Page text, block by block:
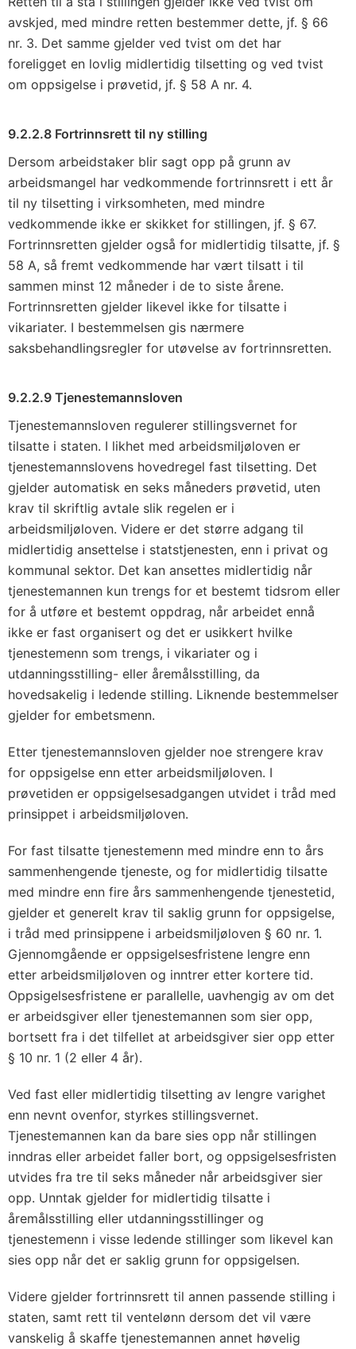
avskjed, med mindre retten bestemmer dette, jf. § 66
nr. 3. Det samme gjelder ved tvist om det har
foreligget en lovlig midlertidig tilsetting og ved tvist
om oppsigelse i prøvetid, jf. § 58 A nr. 4.
9.2.2.8 Fortrinnsrett til ny stilling
Dersom arbeidstaker blir sagt opp på grunn av
arbeidsmangel har vedkommende fortrinnsrett i ett år
til ny tilsetting i virksomheten, med mindre
vedkommende ikke er skikket for stillingen, jf. § 67.
Fortrinnsretten gjelder også for midlertidig tilsatte, jf. §
58 A, så fremt vedkommende har vært tilsatt i til
sammen minst 12 måneder i de to siste årene.
Fortrinnsretten gjelder likevel ikke for tilsatte i
vikariater. I bestemmelsen gis nærmere
saksbehandlingsregler for utøvelse av fortrinnsretten.
9.2.2.9 Tjenestemannsloven
Tjenestemannsloven regulerer stillingsvernet for
tilsatte i staten. I likhet med arbeidsmiljøloven er
tjenestemannslovens hovedregel fast tilsetting. Det
gjelder automatisk en seks måneders prøvetid, uten
krav til skriftlig avtale slik regelen er i
arbeidsmiljøloven. Videre er det større adgang til
midlertidig ansettelse i statstjenesten, enn i privat og
kommunal sektor. Det kan ansettes midlertidig når
tjenestemannen kun trengs for et bestemt tidsrom eller
for å utføre et bestemt oppdrag, når arbeidet ennå
ikke er fast organisert og det er usikkert hvilke
tjenestemenn som trengs, i vikariater og i
utdanningsstilling- eller åremålsstilling, da
hovedsakelig i ledende stilling. Liknende bestemmelser
gjelder for embetsmenn.
Etter tjenestemannsloven gjelder noe strengere krav
for oppsigelse enn etter arbeidsmiljøloven. I
prøvetiden er oppsigelsesadgangen utvidet i tråd med
prinsippet i arbeidsmiljøloven.
For fast tilsatte tjenestemenn med mindre enn to års
sammenhengende tjeneste, og for midlertidig tilsatte
med mindre enn fire års sammenhengende tjenestetid,
gjelder et generelt krav til saklig grunn for oppsigelse,
i tråd med prinsippene i arbeidsmiljøloven § 60 nr. 1.
Gjennomgående er oppsigelsesfristene lengre enn
etter arbeidsmiljøloven og inntrer etter kortere tid.
Oppsigelsesfristene er parallelle, uavhengig av om det
er arbeidsgiver eller tjenestemannen som sier opp,
bortsett fra i det tilfellet at arbeidsgiver sier opp etter
§ 10 nr. 1 (2 eller 4 år).
Ved fast eller midlertidig tilsetting av lengre varighet
enn nevnt ovenfor, styrkes stillingsvernet.
Tjenestemannen kan da bare sies opp når stillingen
inndras eller arbeidet faller bort, og oppsigelsesfristen
utvides fra tre til seks måneder når arbeidsgiver sier
opp. Unntak gjelder for midlertidig tilsatte i
åremålsstilling eller utdanningsstillinger og
tjenestemenn i visse ledende stillinger som likevel kan
sies opp når det er saklig grunn for oppsigelsen.
Videre gjelder fortrinnsrett til annen passende stilling i
staten, samt rett til ventelønn dersom det vil være
vanskelig å skaffe tjenestemannen annet høvelig